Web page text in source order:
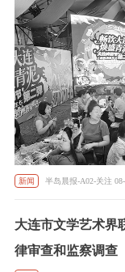
新闻 半岛晨报-A02-关注
大连市文学艺术界
律审查和监察调查